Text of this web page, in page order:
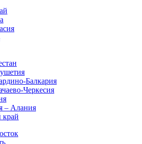
Балкария
Черкесия
– Алания
край